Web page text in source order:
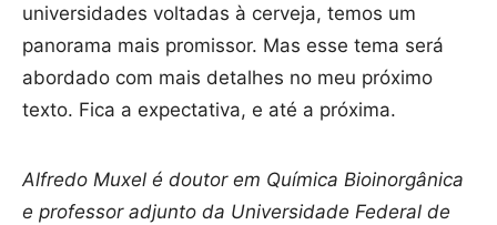
universidades voltadas à cerveja, temos um
panorama mais promissor. Mas esse tema será
abordado com mais detalhes no meu próximo
texto. Fica a expectativa, e até a próxima.
Alfredo Muxel é doutor em Química Bioinorgânica
e professor adjunto da Universidade Federal de